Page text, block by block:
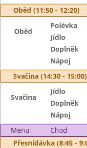
Oběd (11:50 - 12:20)
Oběd
Polévka
Jídlo
Doplněk
Nápoj
Svačina (14:30 - 15:00)
Svačina
Jídlo
Doplněk
Nápoj
Menu
Chod
Přesnídávka (8:45 -